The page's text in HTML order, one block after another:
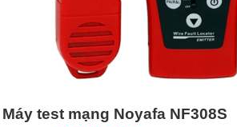
Máy test mạng Noyafa NF308S